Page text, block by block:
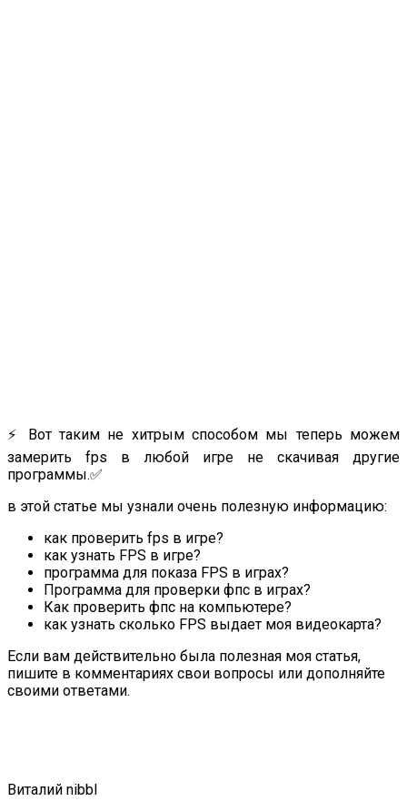
⚡️ Вот таким не хитрым способом мы теперь можем
замерить fps в любой игре не скачивая другие
программы.✅
в этой статье мы узнали очень полезную информацию:
как проверить fps в игре?
как узнать FPS в игре?
программа для показа FPS в играх?
Программа для проверки фпс в играх?
Как проверить фпс на компьютере?
как узнать сколько FPS выдает моя видеокарта?
Если вам действительно была полезная моя статья,
пишите в комментариях свои вопросы или дополняйте
своими ответами.
Виталий nibbl